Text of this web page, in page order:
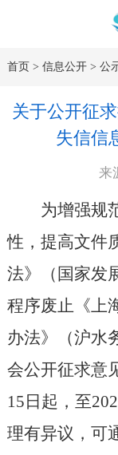
首页 > 信息公开> 公
关于公开征
失信信
来
为增强规范
性，提高文件
法》（国家发
程序废止《上
办法》（沪水
会公开征求意
15日起，至
理有异议，可